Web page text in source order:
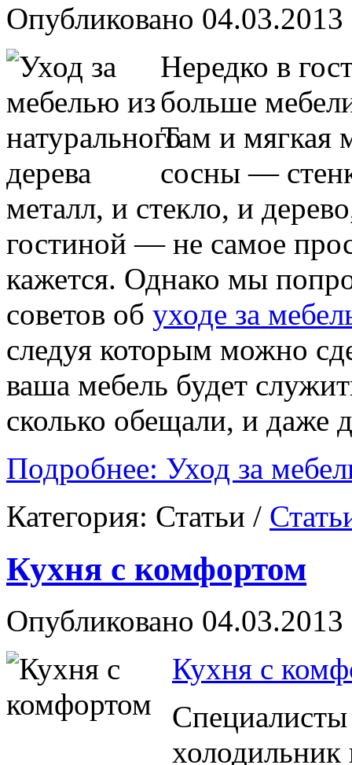
Опубликовано
Нередко в
больше
Там и мягкая
сосны —
металл, и стекло, и
гостиной — не самое
кажется. Однако мы
советов об уходе за
следуя которым можно
ваша мебель будет
сколько обещали, и даже
Подробнее: Уход за
Категория: Статьи /
Кухня с комфортом
Опубликовано
Кухня с
Специалисты